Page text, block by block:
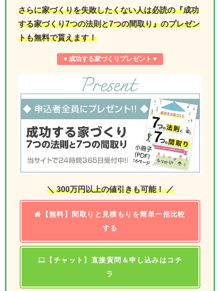
さらに家づくりを失敗したくない人は必読の『成功
する家づくり7つの法則と7つの間取り』のプレゼン
トも無料で貰えます！
▼ 成功する家づくりプレゼント ▼
＼ 300万円以上の値引きも可能！ ／
【無料】間取りと見積もりを簡単一括比較
する
【チャット】直接質問＆申し込みはコチ
ラ